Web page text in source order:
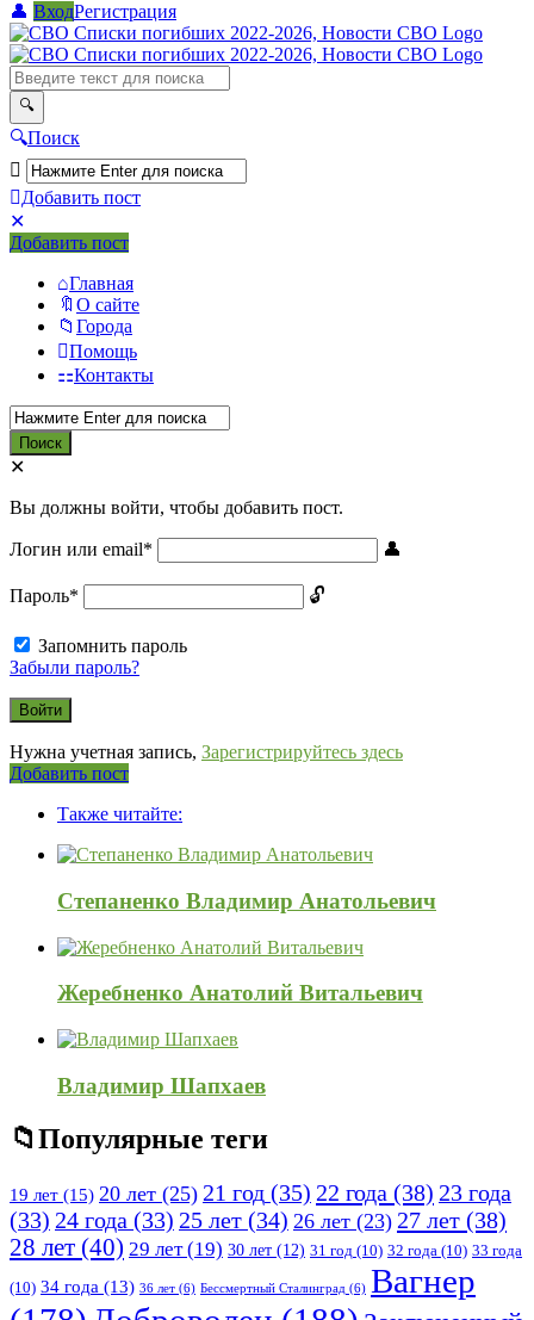
ВходРегистрация
СВО
Списки
погибших
2022-
2026,
Новости
СВО
Поиск
Добавить пост
Мобильное
меню
Добавить пост
Главная
О сайте
Города
Помощь
Контакты
Вы должны войти, чтобы добавить пост.
Логин или email*
Пароль*
Запомнить пароль
Забыли пароль?
Нужна учетная запись, Зарегистрируйтесь здесь
Боковая
панель
Добавить пост
Также читайте:
Степаненко Владимир Анатольевич
Жеребненко Анатолий Витальевич
Владимир Шапхаев
Популярные теги
19 лет (15) 20 лет (25) 21 год (35) 22 года (38) 23 года
(33) 24 года (33) 25 лет (34) 26 лет (23) 27 лет (38)
28 лет (40) 29 лет(19) 30 лет (12) 31 год (10) 32 года (10) 33 года
(10) 34 года (13) 36 лет (6) Бессмертный Сталинград (6) Вагнер